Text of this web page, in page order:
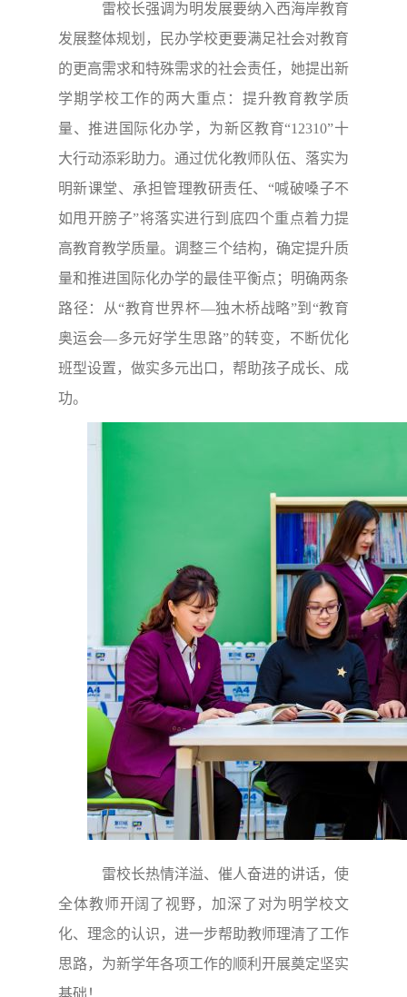
雷校长强调为明发展要纳入西海岸教育
发展整体规划，民办学校更要满足社会对教育
的更高需求和特殊需求的社会责任，她提出新
学期学校工作的两大重点：提升教育教学质
量、推进国际化办学，为新区教育“12310”十
大行动添彩助力。通过优化教师队伍、落实为
明新课堂、承担管理教研责任、“喊破嗓子不
如甩开膀子”将落实进行到底四个重点着力提
高教育教学质量。调整三个结构，确定提升质
量和推进国际化办学的最佳平衡点；明确两条
路径：从“教育世界杯—独木桥战略”到“教育
奥运会—多元好学生思路”的转变，不断优化
班型设置，做实多元出口，帮助孩子成长、成
功。
雷校长热情洋溢、催人奋进的讲话，使
全体教师开阔了视野，加深了对为明学校文
化、理念的认识，进一步帮助教师理清了工作
思路，为新学年各项工作的顺利开展奠定坚实
基础！